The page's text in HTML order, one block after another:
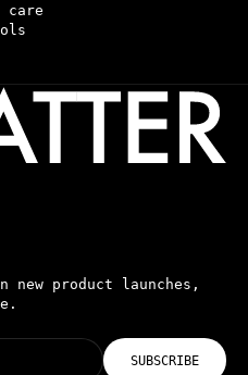
care
product launches,
SUBSCRIBE